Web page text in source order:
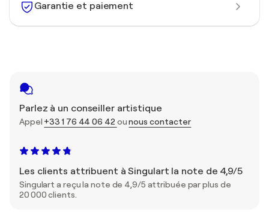
Garantie et paiement
Parlez à un conseiller artistique
Appel +33 1 76 44 06 42 ounous contacter
Les clients attribuent à Singulart la note de 4,9/5
Singulart a reçu la note de 4,9/5 attribuée par plus de
20 000 clients.